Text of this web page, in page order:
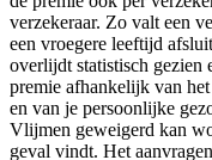
verzekeraar. Zo valt een
een vroegere leeftijd
overlijdt statistisch gezien
premie afhankelijk van
en van je persoonlijke
Vlijmen geweigerd kan
geval vindt. Het